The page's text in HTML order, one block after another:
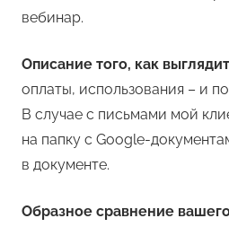
вебинар.
Описание того, как
оплаты, использования – и
В случае с письмами мой
на папку с Google-
в документе.
Образное сравнение